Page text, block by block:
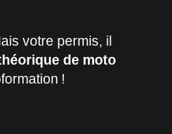
votre permis, il
de moto
!